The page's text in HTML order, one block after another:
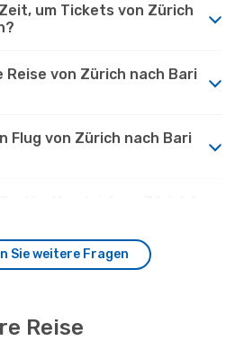
um Tickets von Zürich
Reise von Zürich nach Bari
Flug von Zürich nach Bari
Sie weitere Fragen
Reise